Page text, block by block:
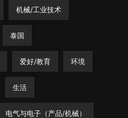
机械/工业技术
泰国
爱好/教育 环境
生活
电气与电子（产品/机械）